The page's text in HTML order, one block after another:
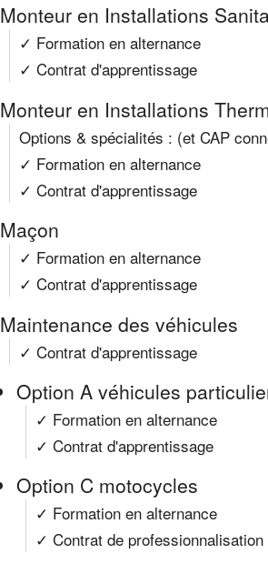
Monteur en Installations
✓ Formation en alternance
✓ Contrat d'apprentissage
Monteur en Installations
Options & spécialités : (et CAP
✓ Formation en alternance
✓ Contrat d'apprentissage
Maçon
✓ Formation en alternance
✓ Contrat d'apprentissage
Maintenance des véhicules
✓ Contrat d'apprentissage
Option A véhicules
✓ Formation en alternance
✓ Contrat d'apprentissage
Option C motocycles
✓ Formation en alternance
✓ Contrat de professionnalisation